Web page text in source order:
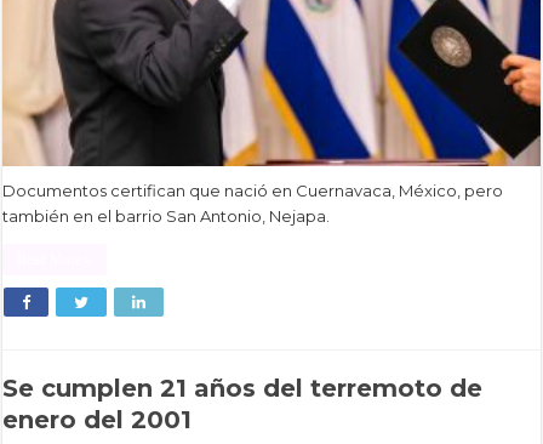
Documentos certifican que nació en Cuernavaca, México, pero
también en el barrio San Antonio, Nejapa.
Se cumplen 21 años del terremoto de
enero del 2001